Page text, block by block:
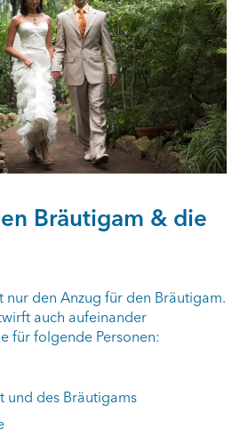
Bräutigam & die
nur den Anzug für den Bräutigam.
auch aufeinander
für folgende Personen:
und des Bräutigams